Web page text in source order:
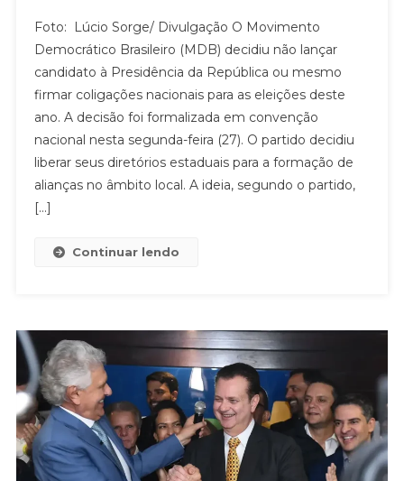
Foto: Lúcio Sorge/ Divulgação O Movimento
Democrático Brasileiro (MDB) decidiu não lançar
candidato à Presidência da República ou mesmo
firmar coligações nacionais para as eleições deste
ano. A decisão foi formalizada em convenção
nacional nesta segunda-feira (27). O partido decidiu
liberar seus diretórios estaduais para a formação de
alianças no âmbito local. A ideia, segundo o partido,
[…]
Continuar lendo